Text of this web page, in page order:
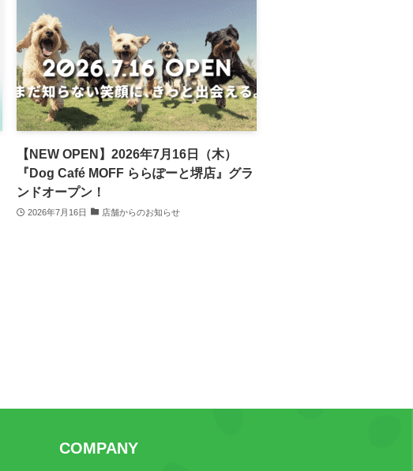
【NEW OPEN】2026年7月16日（木）
『Dog Café MOFF ららぽーと堺店』グラ
ンドオープン！
2026年7月16日 店舗からのお知らせ
COMPANY